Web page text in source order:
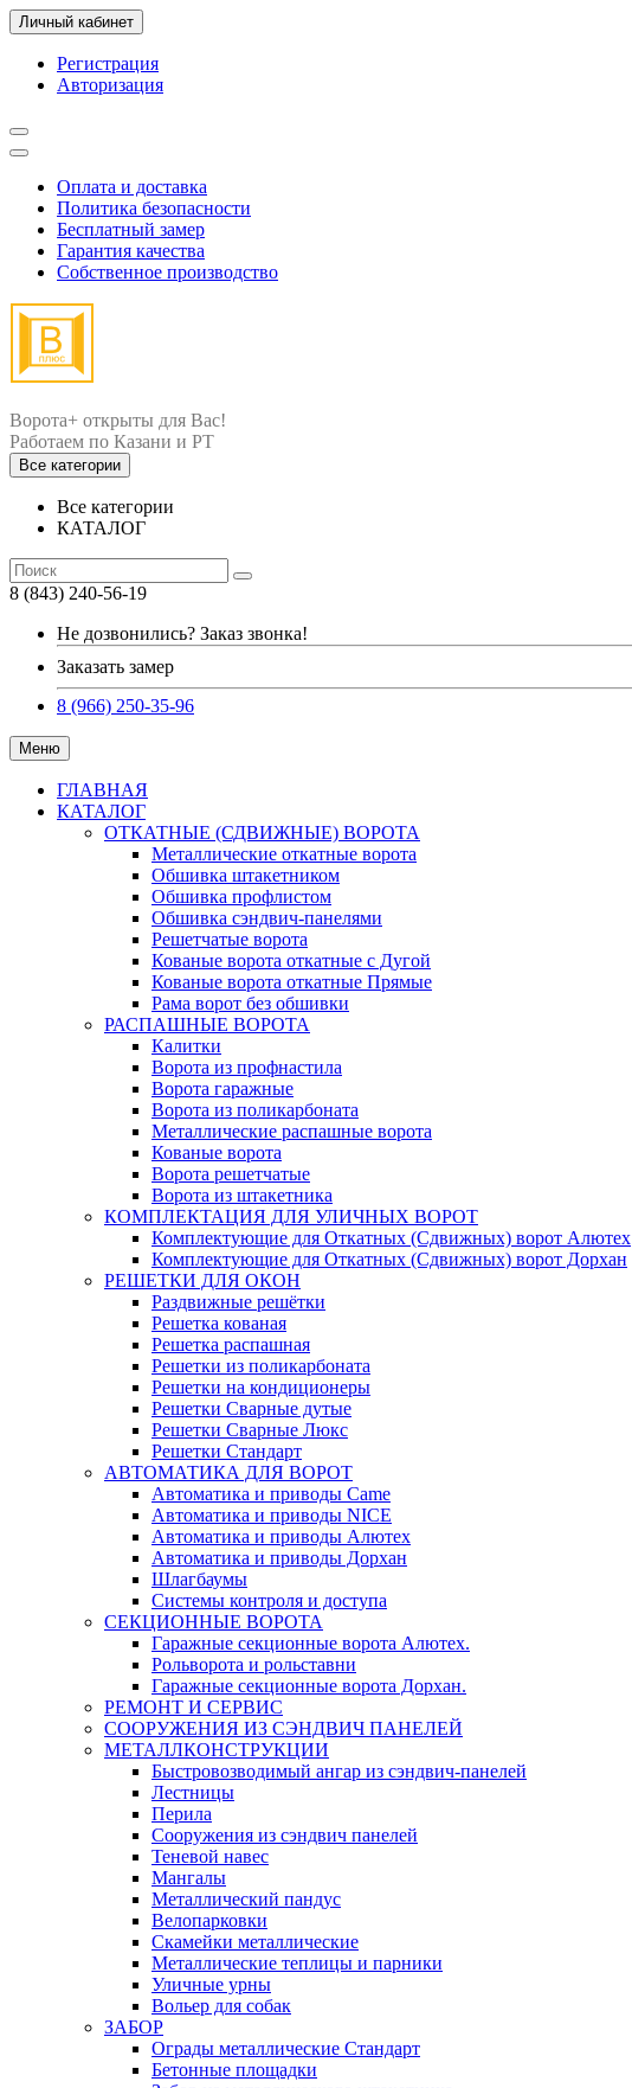
Личный кабинет
Регистрация
Авторизация
Оплата и доставка
Политика безопасности
Бесплатный замер
Гарантия качества
Собственное производство
Ворота+ открыты для Вас!
Все категории
Все категории
КАТАЛОГ
8 (843) 240-56-19
Не дозвонились? Заказ звонка!
Заказать замер
8 (966) 250-35-96
Меню
ГЛАВНАЯ
КАТАЛОГ
ОТКАТНЫЕ (СДВИЖНЫЕ) ВОРОТА
Металлические откатные ворота
Обшивка штакетником
Обшивка профлистом
Обшивка сэндвич-панелями
Решетчатые ворота
Кованые ворота откатные с Дугой
Кованые ворота откатные Прямые
Рама ворот без обшивки
РАСПАШНЫЕ ВОРОТА
Калитки
Ворота из профнастила
Ворота гаражные
Ворота из поликарбоната
Металлические распашные ворота
Кованые ворота
Ворота решетчатые
Ворота из штакетника
КОМПЛЕКТАЦИЯ ДЛЯ УЛИЧНЫХ ВОРОТ
Комплектующие для Откатных (Сдвижных) ворот Алютех
Комплектующие для Откатных (Сдвижных) ворот Дорхан
РЕШЕТКИ ДЛЯ ОКОН
Раздвижные решётки
Решетка кованая
Решетка распашная
Решетки из поликарбоната
Решетки на кондиционеры
Решетки Сварные дутые
Решетки Сварные Люкс
Решетки Стандарт
АВТОМАТИКА ДЛЯ ВОРОТ
Автоматика и приводы Came
Автоматика и приводы NICE
Автоматика и приводы Алютех
Автоматика и приводы Дорхан
Шлагбаумы
Системы контроля и доступа
СЕКЦИОННЫЕ ВОРОТА
Гаражные секционные ворота Алютех.
Рольворота и рольставни
Гаражные секционные ворота Дорхан.
РЕМОНТ И СЕРВИС
СООРУЖЕНИЯ ИЗ СЭНДВИЧ ПАНЕЛЕЙ
МЕТАЛЛКОНСТРУКЦИИ
Быстровозводимый ангар из сэндвич-панелей
Лестницы
Перила
Сооружения из сэндвич панелей
Теневой навес
Мангалы
Металлический пандус
Велопарковки
Скамейки металлические
Металлические теплицы и парники
Уличные урны
Вольер для собак
ЗАБОР
Ограды металлические Стандарт
Бетонные площадки